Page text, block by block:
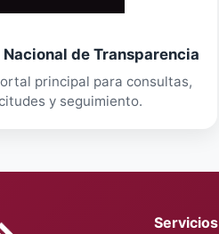
de Transparencia
principal para consultas,
y seguimiento.
Servicios